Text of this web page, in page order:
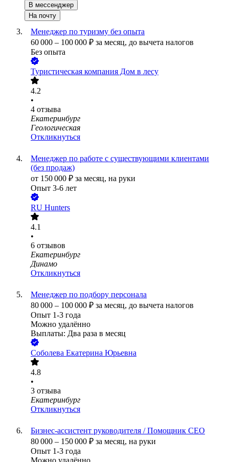
В мессенджер
На почту
Менеджер по туризму без опыта
60 000 – 100 000 ₽ за месяц, до вычета налогов
Без опыта
Туристическая компания Дом в лесу
4.2
•
4 отзыва
Екатеринбург
Геологическая
Откликнуться
Менеджер по работе с существующими клиентами
(без продаж)
от 150 000 ₽ за месяц, на руки
Опыт 3-6 лет
RU Hunters
4.1
•
6 отзывов
Екатеринбург
Динамо
Откликнуться
Менеджер по подбору персонала
80 000 – 100 000 ₽ за месяц, до вычета налогов
Опыт 1-3 года
Можно удалённо
Выплаты: Два раза в месяц
Соболева Екатерина Юрьевна
4.8
•
3 отзыва
Екатеринбург
Откликнуться
Бизнес-ассистент руководителя / Помощник СЕО
80 000 – 150 000 ₽ за месяц, на руки
Опыт 1-3 года